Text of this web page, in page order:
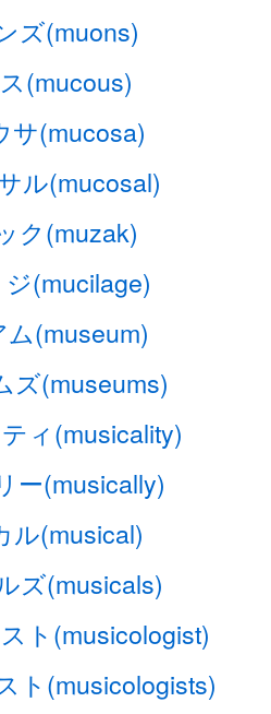
ズ(muons)
(mucous)
サ(mucosa)
ル(mucosal)
ク(muzak)
(mucilage)
ム(museum)
ズ(museums)
ィ(musicality)
ー(musically)
ル(musical)
ズ(musicals)
ト(musicologist)
ト(musicologists)